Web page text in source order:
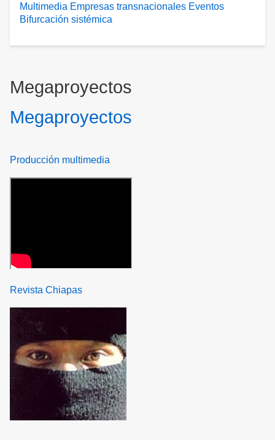
Multimedia Empresas transnacionales Eventos
Bifurcación sistémica
Megaproyectos
Megaproyectos
Producción multimedia
Revista Chiapas